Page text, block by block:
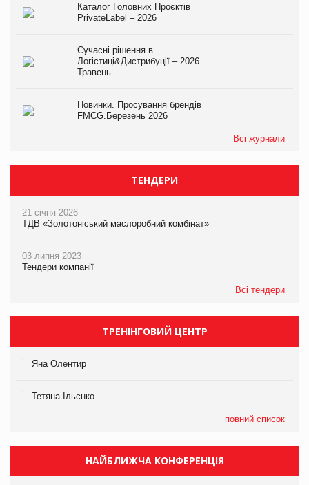
Каталог Головних Проєктів
PrivateLabel – 2026
Сучасні рішення в
Логістиці&Дистрибуції – 2026.
Травень
Новинки. Просування брендів
FMCG.Березень 2026
Всі журнали
ТЕНДЕРИ
21 січня 2026
ТДВ «Золотоніський маслоробний комбінат»
03 липня 2023
Тендери компанії
Всі тендери
ТРЕНІНГОВИЙ ЦЕНТР
Яна Олентир
Тетяна Ільєнко
повний список
НАЙБЛИЖЧА КОНФЕРЕНЦІЯ